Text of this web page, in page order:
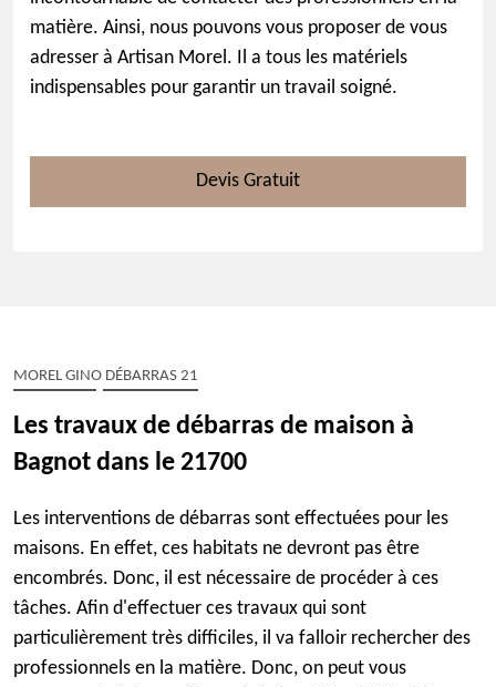
matière. Ainsi, nous pouvons vous proposer de vous
adresser à Artisan Morel. Il a tous les matériels
indispensables pour garantir un travail soigné.
Devis Gratuit
MOREL GINO DÉBARRAS 21
Les travaux de débarras de maison à
Bagnot dans le 21700
Les interventions de débarras sont effectuées pour les
maisons. En effet, ces habitats ne devront pas être
encombrés. Donc, il est nécessaire de procéder à ces
tâches. Afin d'effectuer ces travaux qui sont
particulièrement très difficiles, il va falloir rechercher des
professionnels en la matière. Donc, on peut vous